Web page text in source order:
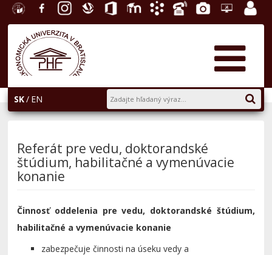
EU v
Bratislave
FacebookInstagramSlovenská
ekonomická
knižnica
Office E-
Akademický
TelefónnyFotogaléria
Helpdesk
SK EN
Referát pre vedu, doktorandské
štúdium, habilitačné a vymenúvacie
konanie
Činnosť oddelenia pre vedu, doktorandské štúdium,
habilitačné a vymenúvacie konanie
zabezpečuje činnosti na úseku vedy a